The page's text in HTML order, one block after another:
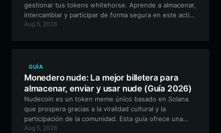
gestionar tus tokens whitehorse. Aprende a almacenar,
intercambiar y participar de forma segura en este activo
Meme impulsado por la comunidad en el ecosistema
Aug 5, 2026
GUÍA
Monedero nude: La mejor billetera para
almacenar, enviar y usar nude (Guía 2026)
Nudecoin es un token meme único basado en Solana
que prospera gracias a la viralidad cultural y la
participación de la comunidad. Esta guía ofrece una
descripción completa de cómo mantener, intercambiar y
Aug 5, 2026